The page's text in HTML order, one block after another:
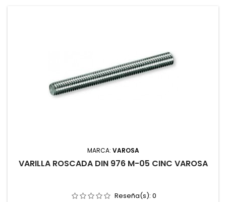
MARCA: VAROSA
VARILLA ROSCADA DIN 976 M-05 CINC VAROSA
Reseña(s): 0